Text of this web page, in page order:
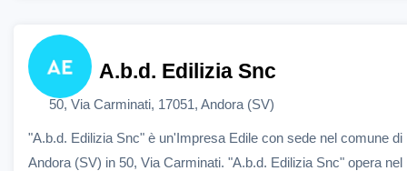
A.b.d. Edilizia Snc
50, Via Carminati, 17051, Andora (SV)
"A.b.d. Edilizia Snc" è un'Impresa Edile con sede nel comune di
Andora (SV) in 50, Via Carminati. "A.b.d. Edilizia Snc" opera nel